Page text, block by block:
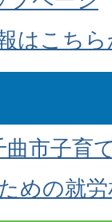
はこち
市子育
めの就